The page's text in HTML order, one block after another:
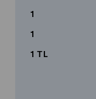
1
1
1 TL